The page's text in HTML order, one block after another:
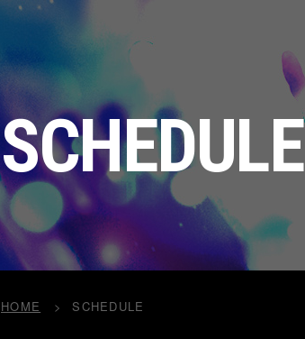
SCHEDULE
HOME SCHEDULE